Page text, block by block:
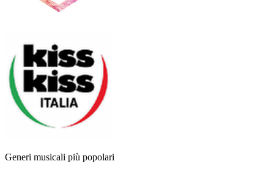
Generi musicali più popolari